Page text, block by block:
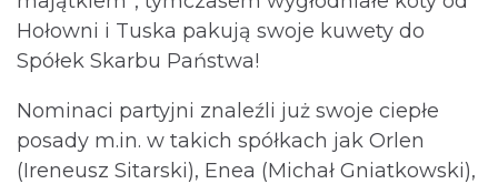
Hołowni i Tuska pakują swoje kuwety do
Spółek Skarbu Państwa!
Nominaci partyjni znaleźli już swoje ciepłe
posady m.in. w takich spółkach jak Orlen
(Ireneusz Sitarski), Enea (Michał Gniatkowski),